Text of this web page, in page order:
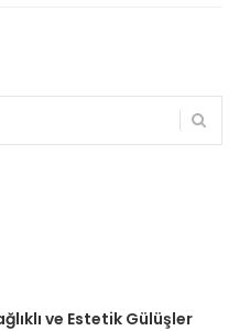
ve Estetik Gülüşler